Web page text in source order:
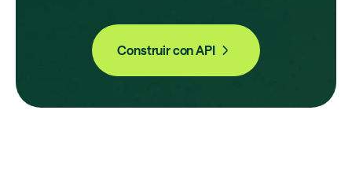
Construir con API